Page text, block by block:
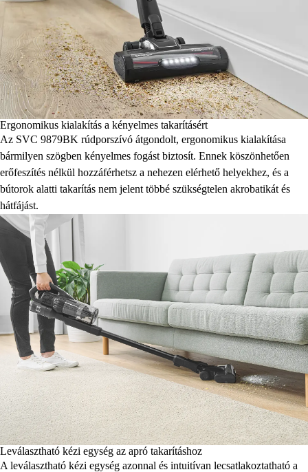
Ergonomikus kialakítás a kényelmes takarításért
Az SVC 9879BK rúdporszívó átgondolt, ergonomikus kialakítása
bármilyen szögben kényelmes fogást biztosít. Ennek köszönhetően
erőfeszítés nélkül hozzáférhetsz a nehezen elérhető helyekhez, és a
bútorok alatti takarítás nem jelent többé szükségtelen akrobatikát és
hátfájást.
Leválasztható kézi egység az apró takarításhoz
A leválasztható kézi egység azonnal és intuitívan lecsatlakoztatható a